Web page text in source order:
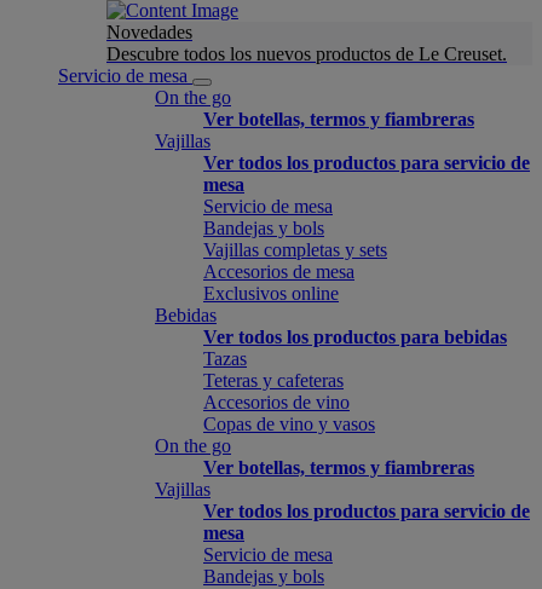
Novedades
Descubre todos los nuevos productos de Le Creuset.
Servicio de mesa
On the go
Ver botellas, termos y fiambreras
Vajillas
Ver todos los productos para servicio de
mesa
Servicio de mesa
Bandejas y bols
Vajillas completas y sets
Accesorios de mesa
Exclusivos online
Bebidas
Ver todos los productos para bebidas
Tazas
Teteras y cafeteras
Accesorios de vino
Copas de vino y vasos
On the go
Ver botellas, termos y fiambreras
Vajillas
Ver todos los productos para servicio de
mesa
Servicio de mesa
Bandejas y bols